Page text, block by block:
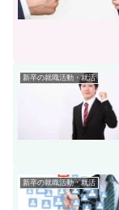
新卒の就職活動・就活
新卒の就職活動・就活